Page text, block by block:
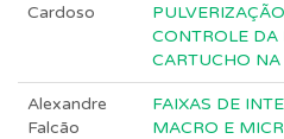
Cardoso
CONTROLE DA
CARTUCHO
Alexandre
Falcão
FAIXAS DE
MACRO E